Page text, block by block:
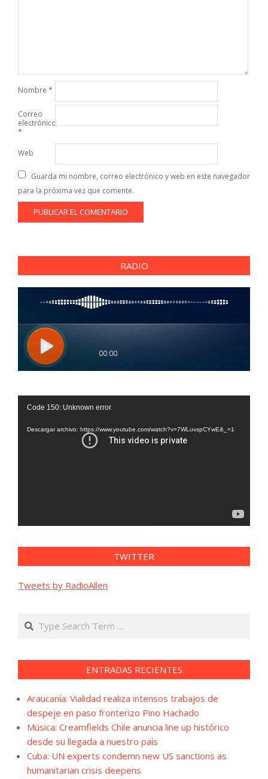
Nombre *
Correo
electrónico
*
Web
Guarda mi nombre, correo electrónico y web en este navegador
para la próxima vez que comente.
RADIO
Reproductor
vídeo
Code 150: Unknown error.
Descargar archivo: https://www.youtube.com/watch?v=7WLuvspCYwE&_=1
TWITTER
Tweets by RadioAllen
Search
ENTRADAS RECIENTES
Araucanía: Vialidad realiza intensos trabajos de
despeje en paso fronterizo Pino Hachado
Música: Creamfields Chile anuncia line up histórico
desde su llegada a nuestro país
Cuba: UN experts condemn new US sanctions as
humanitarian crisis deepens